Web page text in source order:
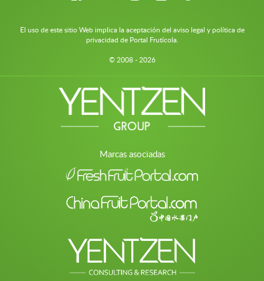
El uso de este sitio Web implica la aceptación del aviso legal y política de
privacidad de Portal Frutícola.
© 2008 - 2026
Marcas asociadas